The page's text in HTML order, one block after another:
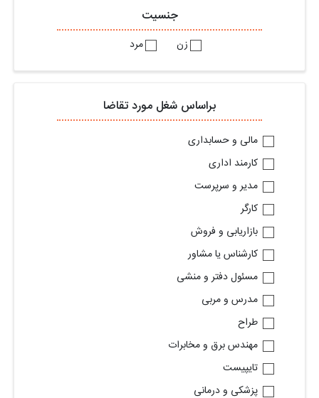
جنسیت
زن مرد
براساس شغل مورد تقاضا
مالی و حسابداری
کارمند اداری
مدیر و سرپرست
کارگر
بازاریابی و فروش
کارشناس یا مشاور
مسئول دفتر و منشی
مدرس و مربی
طراح
مهندس برق و مخابرات
تایپیست
پزشکی و درمانی